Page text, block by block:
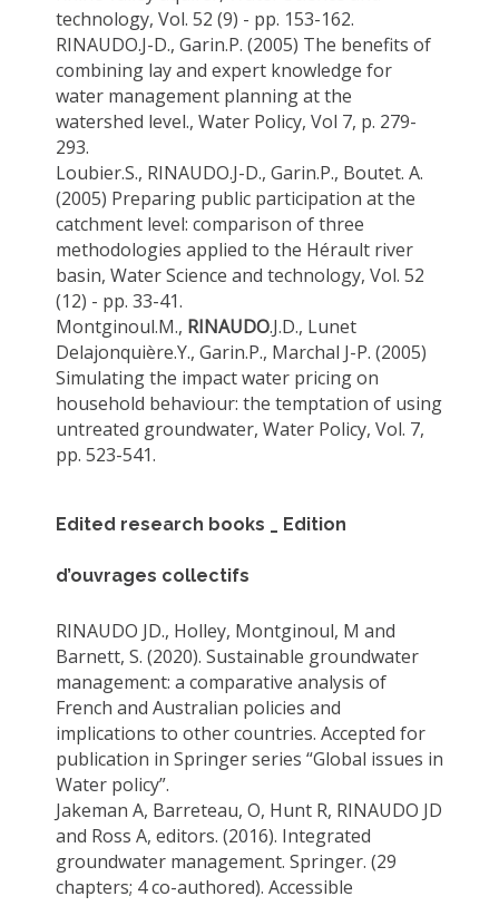
technology, Vol. 52 (9) - pp. 153-162.
RINAUDO.J-D., Garin.P. (2005) The benefits of
combining lay and expert knowledge for
water management planning at the
watershed level., Water Policy, Vol 7, p. 279-
293.
Loubier.S., RINAUDO.J-D., Garin.P., Boutet. A.
(2005) Preparing public participation at the
catchment level: comparison of three
methodologies applied to the Hérault river
basin, Water Science and technology, Vol. 52
(12) - pp. 33-41.
Montginoul.M., RINAUDO.J.D., Lunet
Delajonquière.Y., Garin.P., Marchal J-P. (2005)
Simulating the impact water pricing on
household behaviour: the temptation of using
untreated groundwater, Water Policy, Vol. 7,
pp. 523-541.
Edited research books _ Edition
d’ouvrages collectifs
RINAUDO JD., Holley, Montginoul, M and
Barnett, S. (2020). Sustainable groundwater
management: a comparative analysis of
French and Australian policies and
implications to other countries. Accepted for
publication in Springer series “Global issues in
Water policy”.
Jakeman A, Barreteau, O, Hunt R, RINAUDO JD
and Ross A, editors. (2016). Integrated
groundwater management. Springer. (29
chapters; 4 co-authored). Accessible